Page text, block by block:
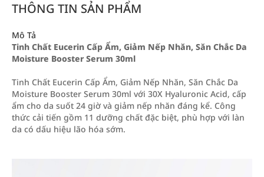
THÔNG TIN SẢN PHẨM
Mô Tả
Tinh Chất Eucerin Cấp Ẩm, Giảm Nếp Nhăn, Săn Chắc Da
Moisture Booster Serum 30ml
Tinh Chất Eucerin Cấp Ẩm, Giảm Nếp Nhăn, Săn Chắc Da
Moisture Booster Serum 30ml với 30X Hyaluronic Acid, cấp
ẩm cho da suốt 24 giờ và giảm nếp nhăn đáng kể. Công
thức cải tiến gồm 11 dưỡng chất đặc biệt, phù hợp với làn
da có dấu hiệu lão hóa sớm.